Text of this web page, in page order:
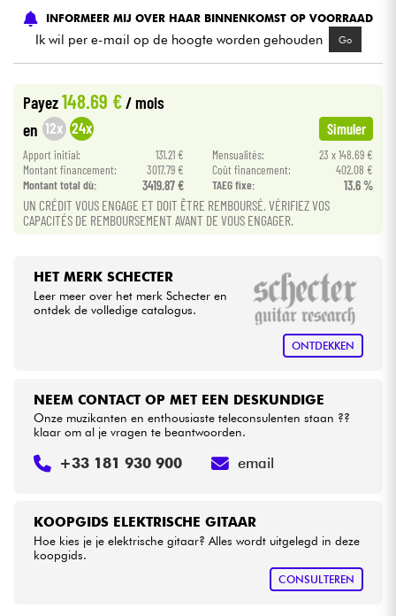
Kabels & toebehoren
HiFi
Sets
Bekijk onze merken
INFORMEER MIJ OVER HAAR BINNENKOMST OP VOORRAAD
Ik wil per e-mail op de hoogte worden gehouden Go
Payez148.69 € / mois
en 12x 24x Simuler
Apport initial: 131.21 € Mensualités:
23 x 148.69 €
Montant financement:
3017.79 € Coût financement:
402.08 €
Montant total dù:
3419.87 € TAEG fixe: 13.6 %
UN CRÉDIT VOUS ENGAGE ET DOIT ÊTRE REMBOURSÉ. VÉRIFIEZ VOS
CAPACITÉS DE REMBOURSEMENT AVANT DE VOUS ENGAGER.
HET MERK SCHECTER
Leer meer over het merk Schecter en
ontdek de volledige catalogus.
ONTDEKKEN
KOOPGIDS ELEKTRISCHE GITAAR
Hoe kies je je elektrische gitaar? Alles wordt uitgelegd in deze
koopgids.
CONSULTEREN
NEEM CONTACT OP MET EEN DESKUNDIGE
Onze muzikanten en enthousiaste teleconsulenten staan ??
klaar om al je vragen te beantwoorden.
+33 181 930 900 email